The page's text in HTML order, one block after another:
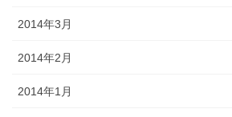
2014年3月
2014年2月
2014年1月